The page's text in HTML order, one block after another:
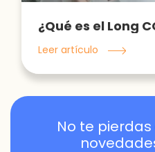
¿Qué es el Long
Leer artículo
No te